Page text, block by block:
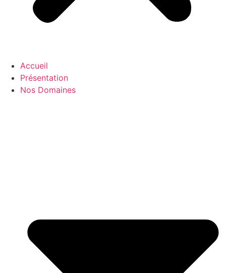
Accueil
Présentation
Nos Domaines